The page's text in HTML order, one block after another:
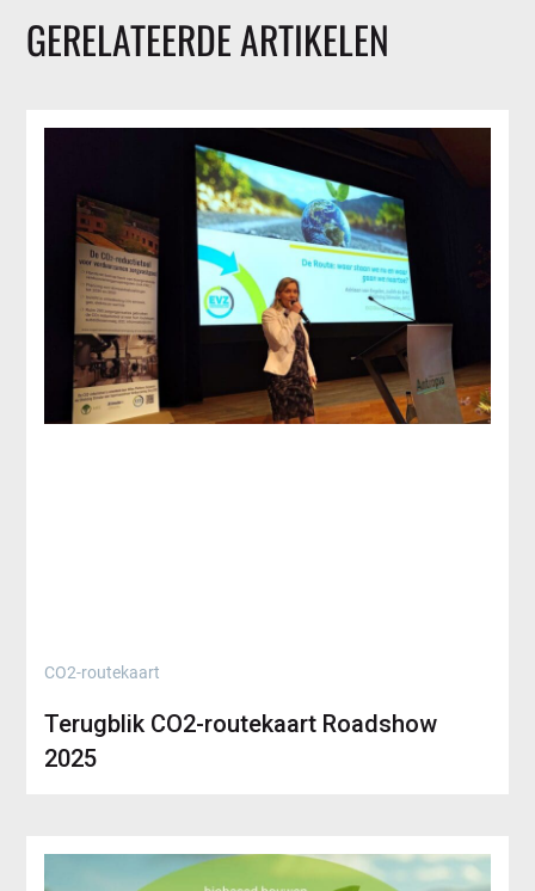
GERELATEERDE ARTIKELEN
CO2-routekaart
Terugblik CO2-routekaart Roadshow
2025